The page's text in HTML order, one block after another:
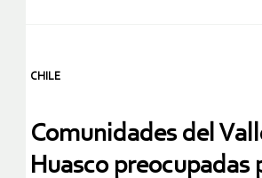
CHILE
Comunidades del
Huasco preocupadas